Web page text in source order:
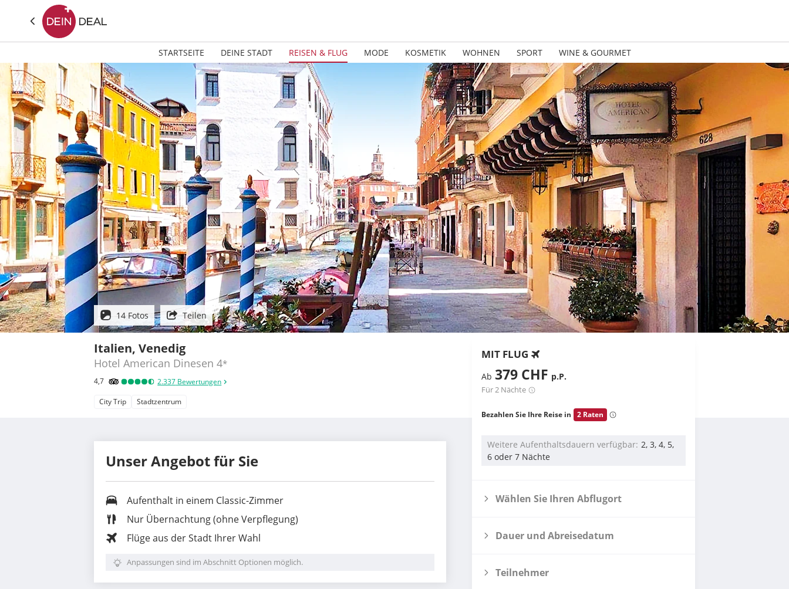
STARTSEITE DEINE STADT REISEN & FLUG MODE KOSMETIK WOHNEN SPORT WINE & GOURMET
14 Fotos Teilen
Italien, Venedig
Hotel American Dinesen 4*
4,7 2.337 Bewertungen
City Trip Stadtzentrum
MIT FLUG
Ab 379 CHF p.P.
Für 2 Nächte
Bezahlen Sie Ihre Reise in 2 Raten
Weitere Aufenthaltsdauern verfügbar 2, 3, 4, 5,
6 oder 7 Nächte
Wählen Sie Ihren Abflugort
Dauer und Abreisedatum
Teilnehmer
Unser Angebot für Sie
Aufenthalt in einem Classic-Zimmer
Nur Übernachtung (ohne Verpflegung)
Flüge aus der Stadt Ihrer Wahl
Anpassungen sind im Abschnitt Optionen möglich.